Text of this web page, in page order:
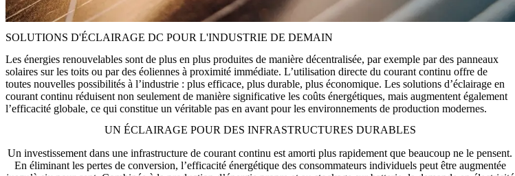
SOLUTIONS D'ÉCLAIRAGE DC POUR L'INDUSTRIE DE DEMAIN
Les énergies renouvelables sont de plus en plus produites de manière décentralisée, par exemple par des panneaux
solaires sur les toits ou par des éoliennes à proximité immédiate. L’utilisation directe du courant continu offre de
toutes nouvelles possibilités à l’industrie : plus efficace, plus durable, plus économique. Les solutions d’éclairage en
courant continu réduisent non seulement de manière significative les coûts énergétiques, mais augmentent également
l’efficacité globale, ce qui constitue un véritable pas en avant pour les environnements de production modernes.
UN ÉCLAIRAGE POUR DES INFRASTRUCTURES DURABLES
Un investissement dans une infrastructure de courant continu est amorti plus rapidement que beaucoup ne le pensent.
En éliminant les pertes de conversion, l’efficacité énergétique des consommateurs individuels peut être augmentée